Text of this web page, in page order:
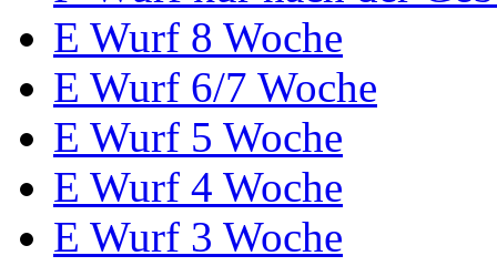
E Wurf 8 Woche
E Wurf 6/7 Woche
E Wurf 5 Woche
E Wurf 4 Woche
E Wurf 3 Woche